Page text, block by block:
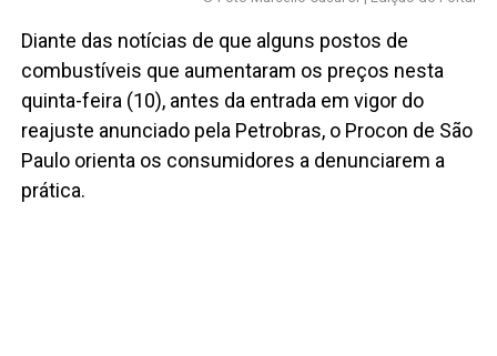
Diante das notícias de que alguns postos de
combustíveis que aumentaram os preços nesta
quinta-feira (10), antes da entrada em vigor do
reajuste anunciado pela Petrobras, o Procon de São
Paulo orienta os consumidores a denunciarem a
prática.